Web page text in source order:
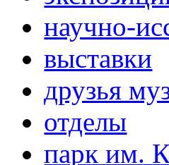
научно-
выставки
друзья
отделы
парк им.